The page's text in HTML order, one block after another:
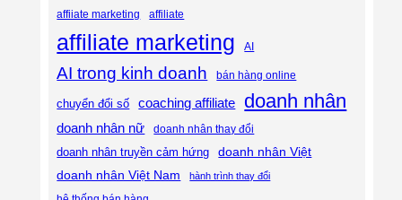
affiiate marketing affiliate
affiliate marketing AI
AI trong kinh doanh bán hàng online
chuyển đổi số coaching affiliate doanh nhân
doanh nhân nữ doanh nhân thay đổi
doanh nhân truyền cảm hứng
doanh nhân Việt
doanh nhân Việt Nam
hành trình thay đổi